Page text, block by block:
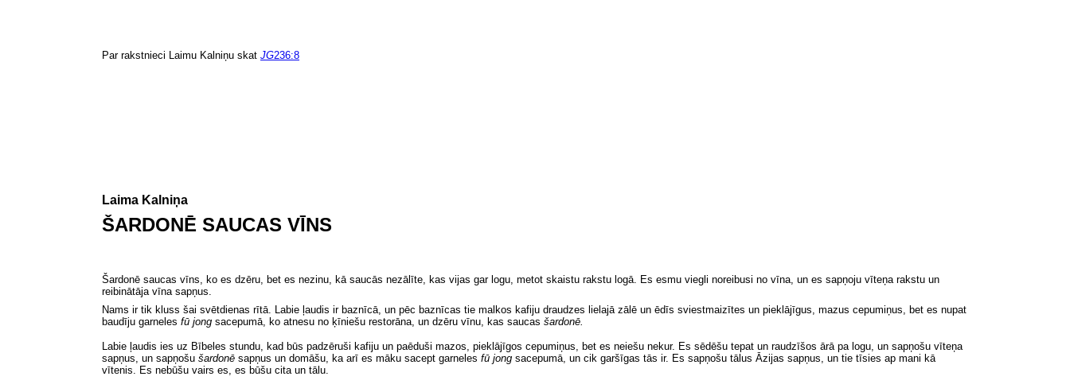
Par rakstnieci Laimu Kalniņu skat JG236:8
Laima Kalniņa
ŠARDONĒ SAUCAS VĪNS
Šardonē saucas vīns, ko es dzēru, bet es nezinu, kā saucās nezālīte, kas vijas gar logu, metot skaistu rakstu logā. Es esmu viegli noreibusi no vīna, un es sapņoju vīteņa rakstu un
reibinātāja vīna sapņus.
Nams ir tik kluss šai svētdienas rītā. Labie ļaudis ir baznīcā, un pēc baznīcas tie malkos kafiju draudzes lielajā zālē un ēdīs sviestmaizītes un pieklājīgus, mazus cepumiņus, bet es nupat
baudīju garneles fū jong sacepumā, ko atnesu no ķīniešu restorāna, un dzēru vīnu, kas saucas šardonē.
Labie ļaudis ies uz Bībeles stundu, kad būs padzēruši kafiju un paēduši mazos, pieklājīgos cepumiņus, bet es neiešu nekur. Es sēdēšu tepat un raudzīšos ārā pa logu, un sapņošu vīteņa
sapņus, un sapņošu šardonē sapņus un domāšu, ka arī es māku sacept garneles fū jong sacepumā, un cik garšīgas tās ir. Es sapņošu tālus Āzijas sapņus, un tie tīsies ap mani kā
vītenis. Es nebūšu vairs es, es būšu cita un tālu.